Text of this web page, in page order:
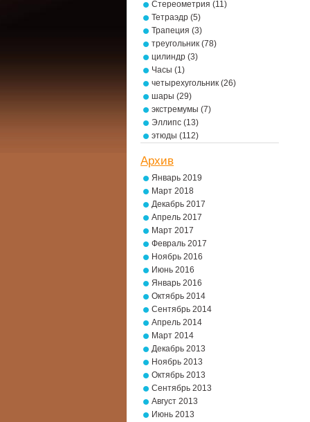
Стереометрия (11)
Тетраэдр (5)
Трапеция (3)
треугольник (78)
цилиндр (3)
Часы (1)
четырехугольник (26)
шары (29)
экстремумы (7)
Эллипс (13)
этюды (112)
Архив
Январь 2019
Март 2018
Декабрь 2017
Апрель 2017
Март 2017
Февраль 2017
Ноябрь 2016
Июнь 2016
Январь 2016
Октябрь 2014
Сентябрь 2014
Апрель 2014
Март 2014
Декабрь 2013
Ноябрь 2013
Октябрь 2013
Сентябрь 2013
Август 2013
Июнь 2013